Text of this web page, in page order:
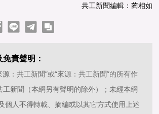
共工新聞編輯：蔺相如
責聲明：
：共工新聞”或“來源：共工新聞”的所有作
工新聞（本網另有聲明的除外）；未經本網
個人不得轉載、摘編或以其它方式使用上述